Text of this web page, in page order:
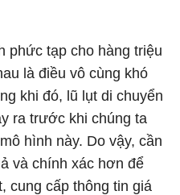
phức tạp cho hàng triệu
là điều vô cùng khó
khi đó, lũ lụt di chuyển
ra trước khi chúng ta
hình này. Do vậy, cần
và chính xác hơn để
cung cấp thông tin giá